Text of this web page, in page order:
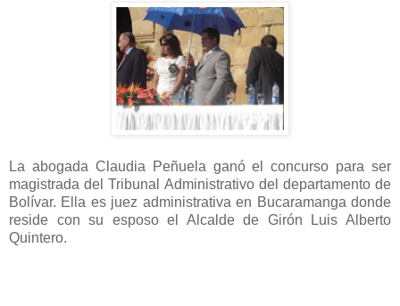
La abogada Claudia Peñuela ganó el concurso para ser
magistrada del Tribunal Administrativo del departamento de
Bolívar. Ella es juez administrativa en Bucaramanga donde
reside con su esposo el Alcalde de Girón Luis Alberto
Quintero.